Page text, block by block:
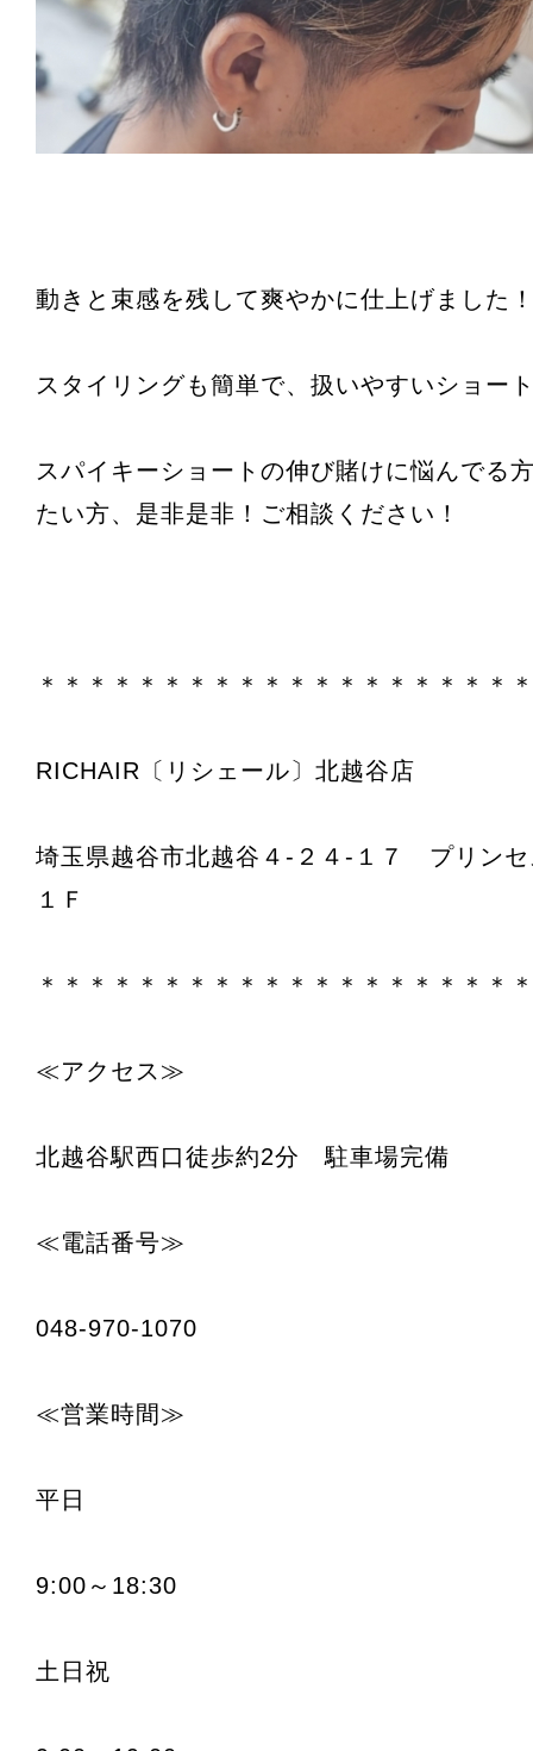
動きと束感を残して爽やかに仕上げました
スタイリングも簡単で、扱いやすいショー
スパイキーショートの伸び賭けに悩んでる
たい方、是非是非！ご相談ください！
＊＊＊＊＊＊＊＊＊＊＊＊＊＊＊＊＊＊＊
RICHAIR〔リシェール〕北越谷店
埼玉県越谷市北越谷４‐２４‐１７ プリン
１Ｆ
＊＊＊＊＊＊＊＊＊＊＊＊＊＊＊＊＊＊＊
≪アクセス≫
北越谷駅西口徒歩約2分 駐車場完備
≪電話番号≫
048-970-1070
≪営業時間≫
平日
9:00～18:30
土日祝